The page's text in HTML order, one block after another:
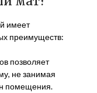
имеет
преимуществ:
позволяет
не занимая
помещения.